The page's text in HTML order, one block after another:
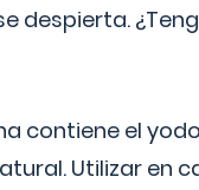
despierta.
contiene el
Utilizar en